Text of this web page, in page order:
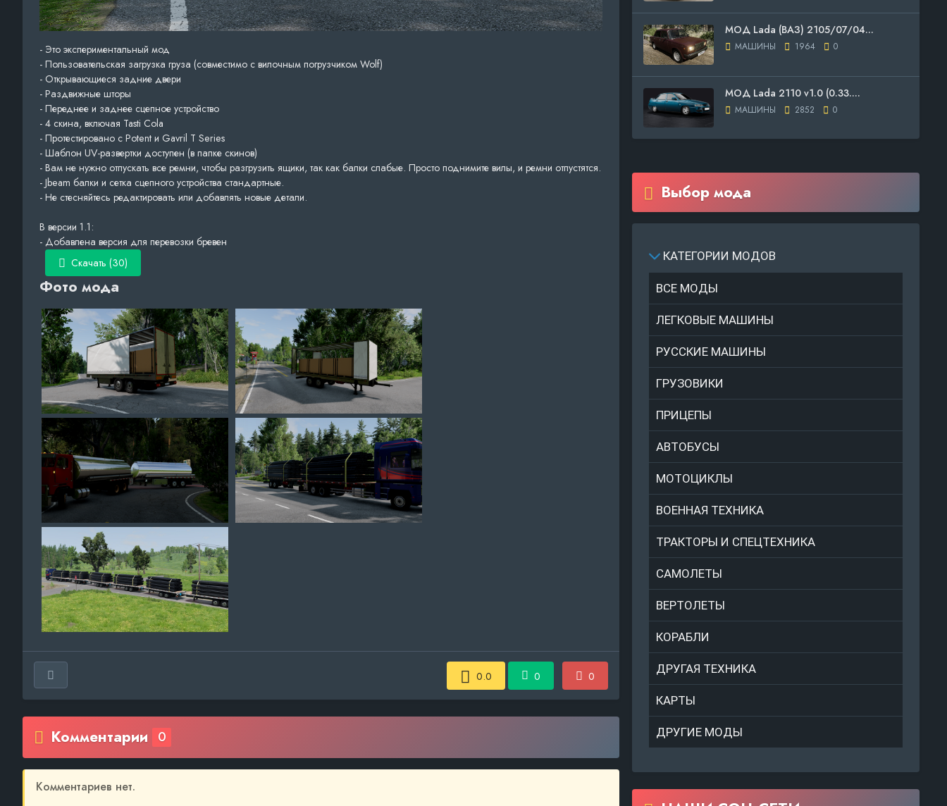
- Это экспериментальный мод
- Пользовательская загрузка груза (совместимо с вилочным погрузчиком Wolf)
- Открывающиеся задние двери
- Раздвижные шторы
- Переднее и заднее сцепное устройство
- 4 скина, включая Tasti Cola
- Протестировано с Potent и Gavril T Series
- Шаблон UV-развертки доступен (в папке скинов)
- Вам не нужно отпускать все ремни, чтобы разгрузить ящики, так как балки слабые. Просто поднимите вилы, и ремни отпустятся.
- Jbeam балки и сетка сцепного устройства стандартные.
- Не стесняйтесь редактировать или добавлять новые детали.
В версии 1.1:
- Добавлена версия для перевозки бревен
Скачать (30)
Фото мода
0.0 0 0
Комментарии 0
Комментариев нет.
МОД Lada (ВАЗ) 2105/07/04...
МАШИНЫ 1964 0
МОД Lada 2110 v1.0 (0.33....
МАШИНЫ 2852 0
Выбор мода
КАТЕГОРИИ МОДОВ
ВСЕ МОДЫ
ЛЕГКОВЫЕ МАШИНЫ
РУССКИЕ МАШИНЫ
ГРУЗОВИКИ
ПРИЦЕПЫ
АВТОБУСЫ
МОТОЦИКЛЫ
ВОЕННАЯ ТЕХНИКА
ТРАКТОРЫ И СПЕЦТЕХНИКА
САМОЛЕТЫ
ВЕРТОЛЕТЫ
КОРАБЛИ
ДРУГАЯ ТЕХНИКА
КАРТЫ
ДРУГИЕ МОДЫ